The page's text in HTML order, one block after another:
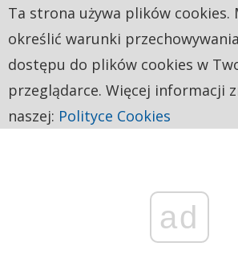
ad
Ta strona używa plików cookies.
określić warunki
dostępu do plików cookies w
przeglądarce. Więcej informacji
naszej: Polityce Cookies